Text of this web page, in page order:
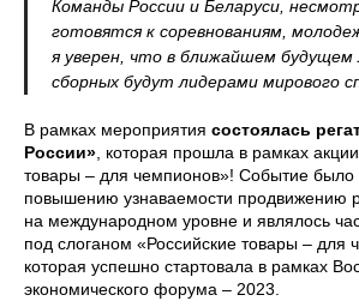
Команды России и Беларуси,
готовятся к соревнованиям,
я уверен, что в ближайшем
сборных будут лидерами мирового
В рамках мероприятия состоялась
России» , которая прошла в рамках
товары – для чемпионов»! Событие
повышению узнаваемости продвижению
на международном уровне и являлось
под слоганом «Российские товары – для
которая успешно стартовала в рамках
экономического форума – 2023.